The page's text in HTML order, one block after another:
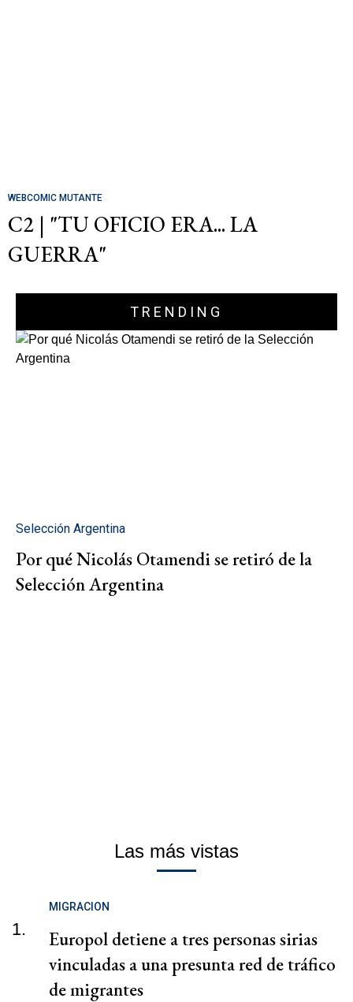
WEBCOMIC MUTANTE
C2 | "TU OFICIO ERA... LA
GUERRA"
TRENDING
Selección Argentina
Por qué Nicolás Otamendi se retiró de la
Selección Argentina
Las más vistas
1.
MIGRACION
Europol detiene a tres personas sirias
vinculadas a una presunta red de tráfico
de migrantes